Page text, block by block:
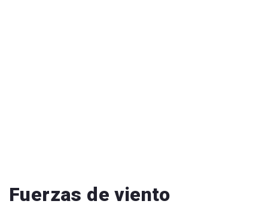
Fuerzas de viento